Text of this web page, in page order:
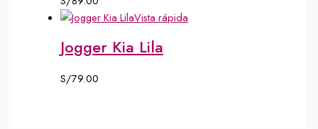
Vista rápida
Jogger Kia Lila
S/79.00